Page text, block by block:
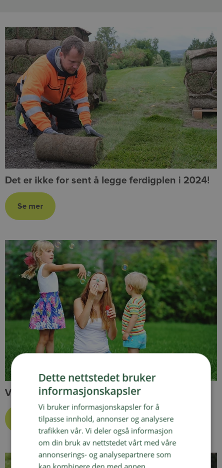
Det er ikke for sent å legge ferdigplen i 2024!
Vedlikehold av ferdigplen
Dette nettstedet bruker
informasjonskapsler
Vi bruker informasjonskapsler for å
tilpasse innhold, annonser og analysere
trafikken vår. Vi deler også informasjon
om din bruk av nettstedet vårt med våre
annonserings- og analysepartnere som